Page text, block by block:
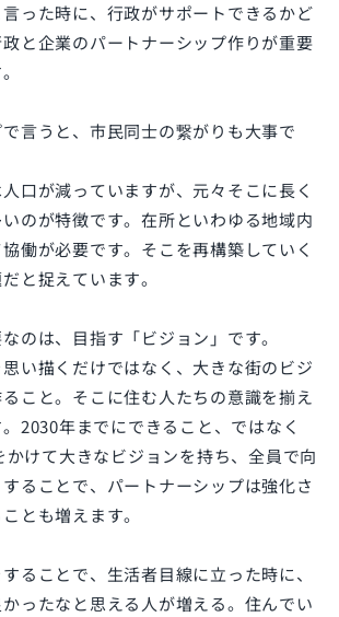
った時に、行政がサポートできるかど
と企業のパートナーシップ作りが重要
言うと、市民同士の繋がりも大事で
口が減っていますが、元々そこに長く
のが特徴です。在所といわゆる地域内
働が必要です。そこを再構築していく
と捉えています。
のは、目指す「ビジョン」です。
い描くだけではなく、大きな街のビジ
こと。そこに住む人たちの意識を揃え
2030年までにできること、ではなく
かけて大きなビジョンを持ち、全員で向
ることで、パートナーシップは強化さ
とも増えます。
ることで、生活者目線に立った時に、
ったなと思える人が増える。住んでい